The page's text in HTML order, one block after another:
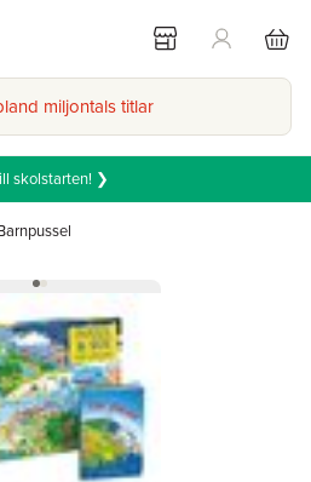
miljontals titlar
skolstarten! ❯